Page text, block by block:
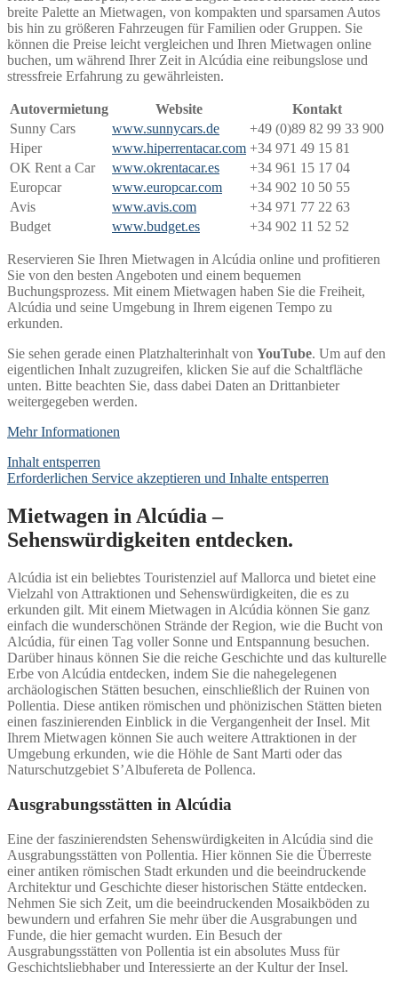
breite Palette an Mietwagen, von kompakten und sparsamen Autos
bis hin zu größeren Fahrzeugen für Familien oder Gruppen. Sie
können die Preise leicht vergleichen und Ihren Mietwagen online
buchen, um während Ihrer Zeit in Alcúdia eine reibungslose und
stressfreie Erfahrung zu gewährleisten.
Autovermietung Website
Kontakt
Sunny Cars
www.sunnycars.de
+49 (0)89 82 99 33 900
Hiper
www.hiperrentacar.com +34 971 49 15 81
OK Rent a Car
www.okrentacar.es
+34 961 15 17 04
Europcar
www.europcar.com
+34 902 10 50 55
Avis
www.avis.com
+34 971 77 22 63
Budget
www.budget.es +34 902 11 52 52
Reservieren Sie Ihren Mietwagen in Alcúdia online und profitieren
Sie von den besten Angeboten und einem bequemen
Buchungsprozess. Mit einem Mietwagen haben Sie die Freiheit,
Alcúdia und seine Umgebung in Ihrem eigenen Tempo zu
erkunden.
Sie sehen gerade einen Platzhalterinhalt von YouTube. Um auf den
eigentlichen Inhalt zuzugreifen, klicken Sie auf die Schaltfläche
unten. Bitte beachten Sie, dass dabei Daten an Drittanbieter
weitergegeben werden.
Mehr Informationen
Inhalt entsperren
Erforderlichen Service akzeptieren und Inhalte entsperren
Mietwagen in Alcúdia –
Sehenswürdigkeiten entdecken.
Alcúdia ist ein beliebtes Touristenziel auf Mallorca und bietet eine
Vielzahl von Attraktionen und Sehenswürdigkeiten, die es zu
erkunden gilt. Mit einem Mietwagen in Alcúdia können Sie ganz
einfach die wunderschönen Strände der Region, wie die Bucht von
Alcúdia, für einen Tag voller Sonne und Entspannung besuchen.
Darüber hinaus können Sie die reiche Geschichte und das kulturelle
Erbe von Alcúdia entdecken, indem Sie die nahegelegenen
archäologischen Stätten besuchen, einschließlich der Ruinen von
Pollentia. Diese antiken römischen und phönizischen Stätten bieten
einen faszinierenden Einblick in die Vergangenheit der Insel. Mit
Ihrem Mietwagen können Sie auch weitere Attraktionen in der
Umgebung erkunden, wie die Höhle de Sant Marti oder das
Naturschutzgebiet S’Albufereta de Pollenca.
Ausgrabungsstätten in Alcúdia
Eine der faszinierendsten Sehenswürdigkeiten in Alcúdia sind die
Ausgrabungsstätten von Pollentia. Hier können Sie die Überreste
einer antiken römischen Stadt erkunden und die beeindruckende
Architektur und Geschichte dieser historischen Stätte entdecken.
Nehmen Sie sich Zeit, um die beeindruckenden Mosaikböden zu
bewundern und erfahren Sie mehr über die Ausgrabungen und
Funde, die hier gemacht wurden. Ein Besuch der
Ausgrabungsstätten von Pollentia ist ein absolutes Muss für
Geschichtsliebhaber und Interessierte an der Kultur der Insel.